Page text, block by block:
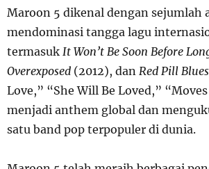
Maroon 5 dikenal dengan
mendominasi tangga lagu
termasuk It Won’t Be Soon Before
Overexposed(2012), dan Red Pill Blues
Love,” “She Will Be Loved,”
menjadi anthem global dan
satu band pop terpopuler di dunia.